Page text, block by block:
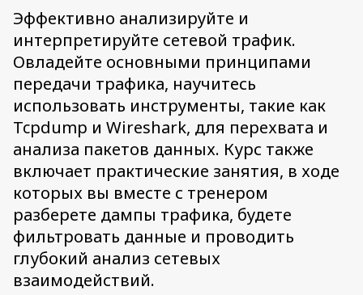
Эффективно анализируйте и
интерпретируйте сетевой трафик.
Овладейте основными принципами
передачи трафика, научитесь
использовать инструменты, такие как
Tcpdump и Wireshark, для перехвата и
анализа пакетов данных. Курс также
включает практические занятия, в ходе
которых вы вместе с тренером
разберете дампы трафика, будете
фильтровать данные и проводить
глубокий анализ сетевых
взаимодействий.